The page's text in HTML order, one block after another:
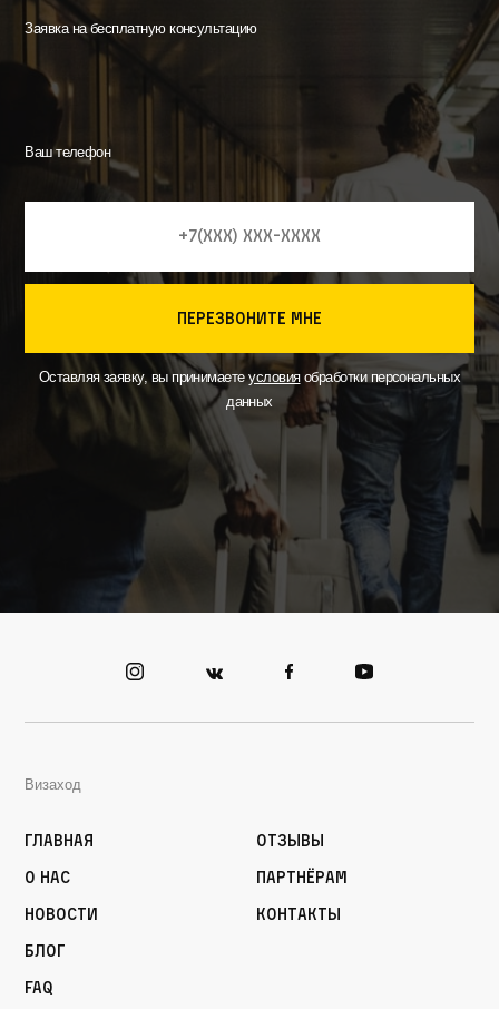
Заявка на бесплатную консультацию
Ваш телефон
перезвоните мне
Оставляя заявку, вы принимаетеусловияобработки персональных
данных
Визаход
Главная
О нас
Новости
Блог
FAQ
Отзывы
Партнёрам
Контакты